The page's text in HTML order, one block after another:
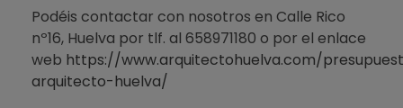
Podéis contactar con nosotros en Calle Rico
nº16, Huelva por tlf. al 658971180 o por el enlace
web https://www.arquitectohuelva.com/
arquitecto-huelva/